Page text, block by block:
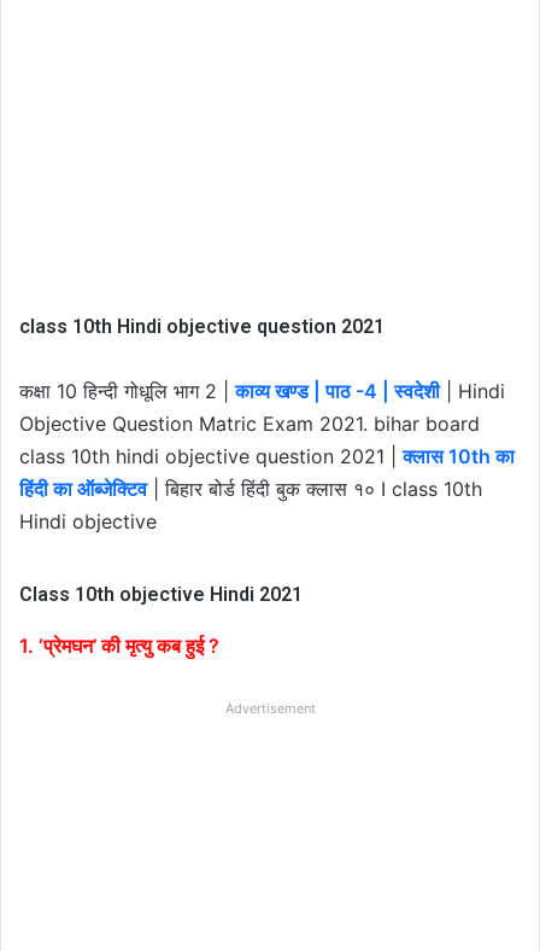
class 10th Hindi objective question 2021
कक्षा 10 हिन्दी गोधूलि भाग 2 |काव्य खण्ड | पाठ -4 | स्वदेशी| Hindi
Objective Question Matric Exam 2021. bihar board
class 10th hindi objective question 2021 |क्लास 10th का
हिंदी का ऑब्जेक्टिव| बिहार बोर्ड हिंदी बुक क्लास १० I class 10th
Hindi objective
Class 10th objective Hindi 2021
1. ‘प्रेमघन’ की मृत्यु कब हुई ?
Advertisement